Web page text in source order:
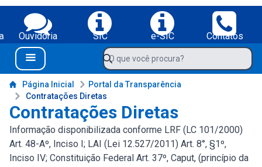
Serviços da Prefeitura Municipal de Boa Vista do Tupim-BA;
Ouvidoria SIC e-SIC
Contatos
Navegue pelo portal da Prefeitura de Boa Vista do Tupim-BA
Menu Bar
O que você procura?
Conteúdo da Prefeitura de Boa Vista do Tupim-BA
Página Inicial
Portal da Transparência
Contratações Diretas
Contratações Diretas
Informação disponibilizada conforme LRF (LC 101/2000)
Art. 48-Aº, Inciso I; LAI (Lei 12.527/2011) Art. 8°, §1º,
Inciso IV; Constituição Federal Art. 37º, Caput, (princípio da